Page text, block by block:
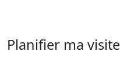
Planifier ma visite